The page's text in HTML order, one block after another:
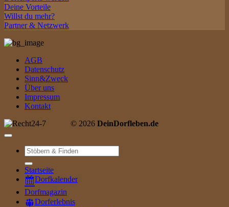
Deine Vorteile
Willst du mehr?
Partner & Netzwerk
AGB
Datenschutz
Sinn&Zweck
Über uns
Impressum
Kontakt
© 2026 DeinDorfleben.de
Suche
nach:
Startseite
Dorfkalender
Dorfmagazin
Dorferlebnis